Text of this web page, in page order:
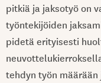
pitkiä ja jaksotyö on
työntekijöiden
pidetä erityisesti
tehdyn työn